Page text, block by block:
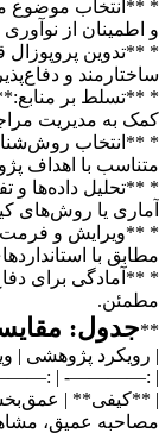
* **انتخاب موضوع
و اطمینان از نوآوری
* **تدوین
ساختارمند و
* **تسلط بر منابع:**
کمک به مدیریت
* **انتخاب
متناسب با اهداف
* **تحلیل داده‌ها و
آماری یا روش‌های
* **ویرایش و
مطابق با
* **آمادگی برای
مطمئن.
**جدول:
| رویکرد پژوهشی |
| :————— |
| **کیفی** |
مصاحبه عمیق،